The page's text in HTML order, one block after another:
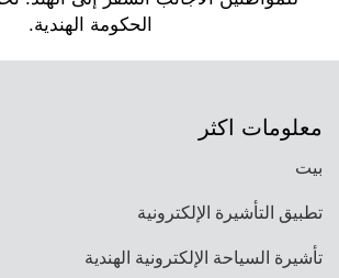
معلومات اكثر
بيت
تطبيق التأشيرة الإلكترونية
تأشيرة السياحة الإلكترونية الهندية